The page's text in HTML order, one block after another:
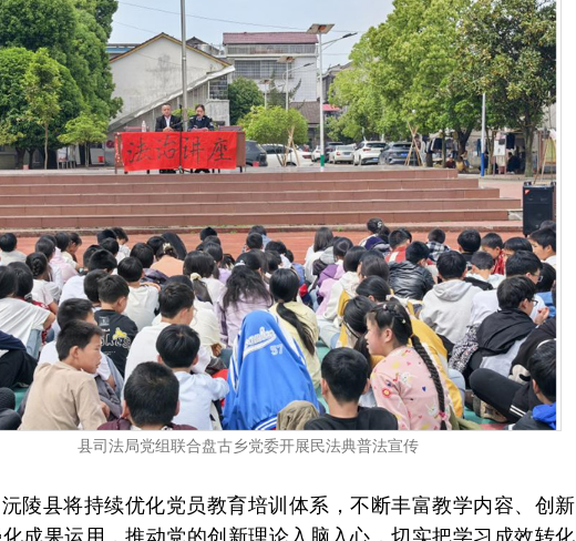
县司法局党组联合盘古乡党委开展民法典普法宣传
陵县将持续优化党员教育培训体系，不断丰富教学内容、创新
成果运用，推动党的创新理论入脑入心，切实把学习成效转化